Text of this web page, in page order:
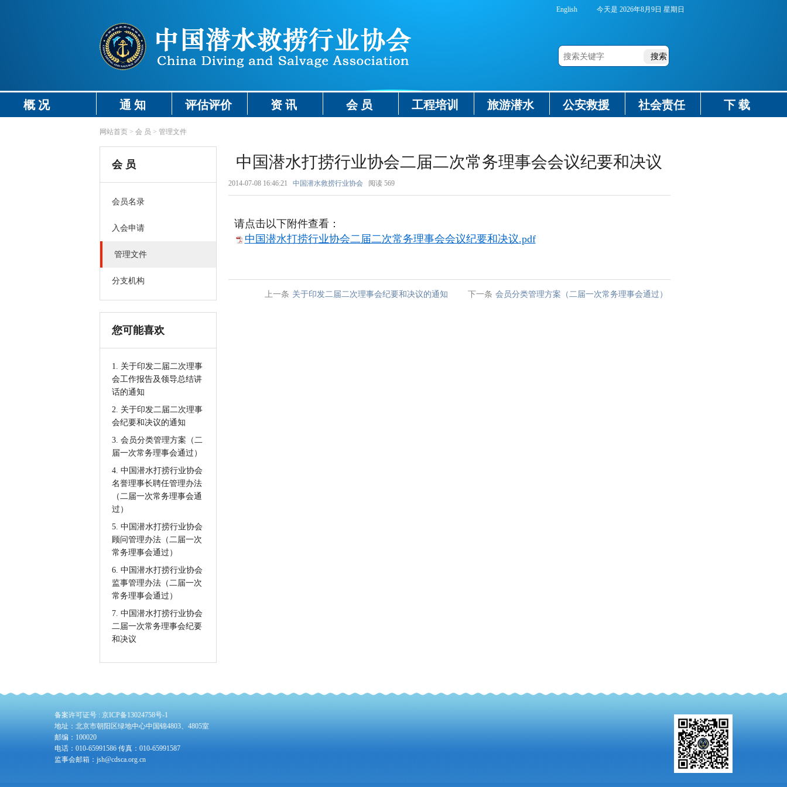
English 今天是 2026年8月9日 星期日
概 况 通 知 评估评价 资 讯 会 员 工程培训 旅游潜水 公安救援 社会责任 下 载
网站首页> 会 员 > 管理文件
会 员
会员名录
入会申请
管理文件
分支机构
您可能喜欢
1. 关于印发二届二次理事
会工作报告及领导总结讲
话的通知
2. 关于印发二届二次理事
会纪要和决议的通知
3. 会员分类管理方案（二
届一次常务理事会通过）
4. 中国潜水打捞行业协会
名誉理事长聘任管理办法
（二届一次常务理事会通
过）
5. 中国潜水打捞行业协会
顾问管理办法（二届一次
常务理事会通过）
6. 中国潜水打捞行业协会
监事管理办法（二届一次
常务理事会通过）
7. 中国潜水打捞行业协会
二届一次常务理事会纪要
和决议
中国潜水打捞行业协会二届二次常务理事会会议纪要和决议
2014-07-08 16:46:21 中国潜水救捞行业协会 阅读 569
请点击以下附件查看：
中国潜水打捞行业协会二届二次常务理事会会议纪要和决议.pdf
上一条 关于印发二届二次理事会纪要和决议的通知 下一条 会员分类管理方案（二届一次常务理事会通过）
备案许可证号 : 京ICP备13024758号-1
地址：北京市朝阳区绿地中心中国锦4803、4805室
邮编：100020
电话：010-65991586 传真：010-65991587
监事会邮箱：jsh@cdsca.org.cn